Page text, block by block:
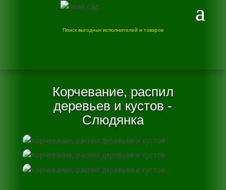
Поиск выгодных исполнителей и товаров
Корчевание, распил
деревьев и кустов -
Слюдянка